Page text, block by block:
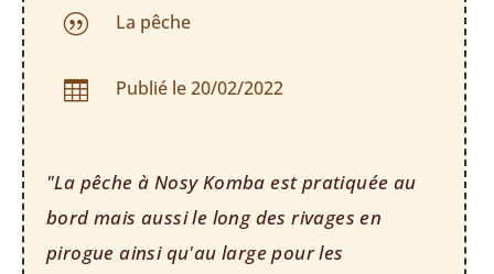
| La pêche
 Publié le 20/02/2022
"La pêche à Nosy Komba est pratiquée au
bord mais aussi le long des rivages en
pirogue ainsi qu'au large pour les